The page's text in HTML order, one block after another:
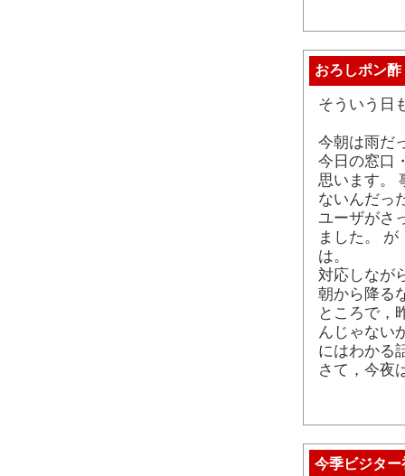
おろしポン酢
そういう日
今朝は雨だ
今日の窓口
思います。
ないんだっ
ユーザがさ
ました。
は。
対応しなが
朝から降る
ところで，
んじゃない
にはわかる
さて，今夜
今季ビジタ